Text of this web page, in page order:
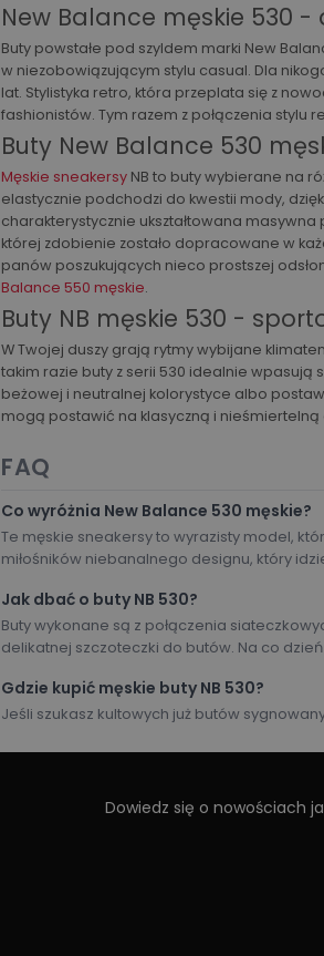
New Balance męskie 530
Buty powstałe pod szyldem marki New
w niezobowiązującym stylu casual. Dla
lat. Stylistyka retro, która przeplata się z
fashionistów. Tym razem z połączenia stylu
Buty New Balance 530
Męskie sneakersy NB to buty wybierane na
elastycznie podchodzi do kwestii mody,
charakterystycznie ukształtowana
której zdobienie zostało dopracowane w
panów poszukujących nieco prostszej
Balance 550 męskie.
Buty NB męskie 530 -
W Twojej duszy grają rytmy wybijane
takim razie buty z serii 530 idealnie
beżowej i neutralnej kolorystyce albo
mogą postawić na klasyczną i
FAQ
Co wyróżnia New Balance 530 męskie?
Te męskie sneakersy to wyrazisty model,
miłośników niebanalnego designu, który
Jak dbać o buty NB 530?
Buty wykonane są z połączenia
delikatnej szczoteczki do butów. Na co
Gdzie kupić męskie buty NB 530?
Jeśli szukasz kultowych już butów
Dowiedz się o nowościach